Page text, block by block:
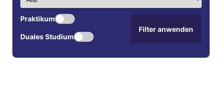
Praktikum
Duales Studium
Filter anwenden